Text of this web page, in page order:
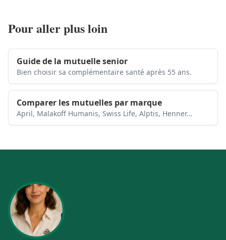
Pour aller plus loin
Guide de la mutuelle senior
Bien choisir sa complémentaire santé après 55 ans.
Comparer les mutuelles par marque
April, Malakoff Humanis, Swiss Life, Alptis, Henner…